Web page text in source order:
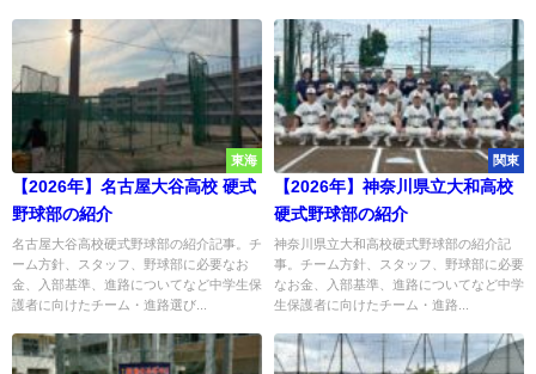
東海
【2026年】名古屋大谷高校 硬式
野球部の紹介
名古屋大谷高校硬式野球部の紹介記事。チ
ーム方針、スタッフ、野球部に必要なお
金、入部基準、進路についてなど中学生保
護者に向けたチーム・進路選び...
関東
【2026年】神奈川県立大和高校
硬式野球部の紹介
神奈川県立大和高校硬式野球部の紹介記
事。チーム方針、スタッフ、野球部に必要
なお金、入部基準、進路についてなど中学
生保護者に向けたチーム・進路...